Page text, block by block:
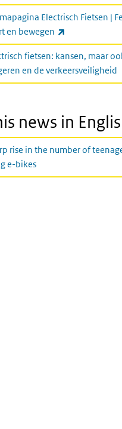
Electrisch Fietsen |
en bewegen
fietsen: kansen, maar
en de verkeersveiligheid
news in
rise in the number of
e-bikes